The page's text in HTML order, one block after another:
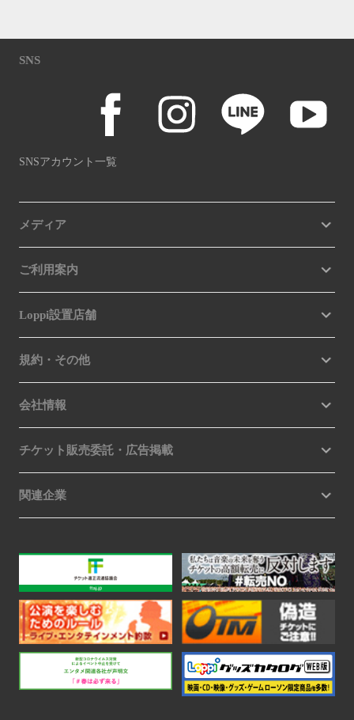
SNS
SNSアカウント一覧
メディア
ご利用案内
Loppi設置店舗
規約・その他
会社情報
チケット販売委託・広告掲載
関連企業